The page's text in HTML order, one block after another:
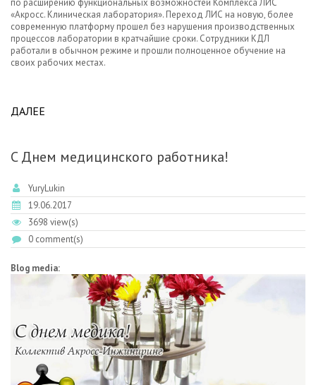
по расширению функциональных возможностей Комплекса ЛИС
«Акросс. Клиническая лаборатория». Переход ЛИС на новую, более
современную платформу прошел без нарушения производственных
процессов лаборатории в кратчайшие сроки. Сотрудники КДЛ
работали в обычном режиме и прошли полноценное обучение на
своих рабочих местах.
ДАЛЕЕ
C Днем медицинского работника!
YuryLukin
19.06.2017
3698 view(s)
0 comment(s)
Blog media: